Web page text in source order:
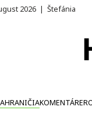
2026 | Štefánia
KOMENTÁRE